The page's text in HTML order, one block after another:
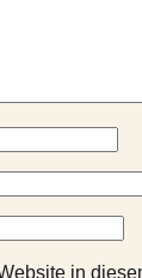
in